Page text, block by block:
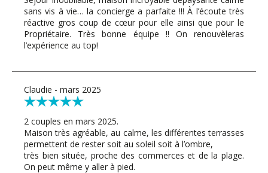
sans vis à vie… la concierge a parfaite !!! À l’écoute très
réactive gros coup de cœur pour elle ainsi que pour le
Propriétaire. Très bonne équipe !! On renouvèleras
l’expérience au top!
Claudie - mars 2025
2 couples en mars 2025.
Maison très agréable, au calme, les différentes terrasses
permettent de rester soit au soleil soit à l’ombre,
très bien située, proche des commerces et de la plage.
On peut même y aller à pied.